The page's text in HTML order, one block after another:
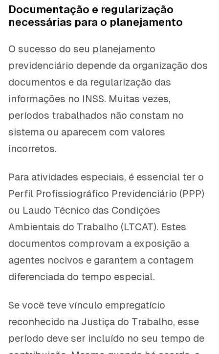
Documentação e regularização
necessárias para o planejamento
O sucesso do seu planejamento
previdenciário depende da organização dos
documentos e da regularização das
informações no INSS. Muitas vezes,
períodos trabalhados não constam no
sistema ou aparecem com valores
incorretos.
Para atividades especiais, é essencial ter o
Perfil Profissiográfico Previdenciário (PPP)
ou Laudo Técnico das Condições
Ambientais do Trabalho (LTCAT). Estes
documentos comprovam a exposição a
agentes nocivos e garantem a contagem
diferenciada do tempo especial.
Se você teve vínculo empregatício
reconhecido na Justiça do Trabalho, esse
período deve ser incluído no seu tempo de